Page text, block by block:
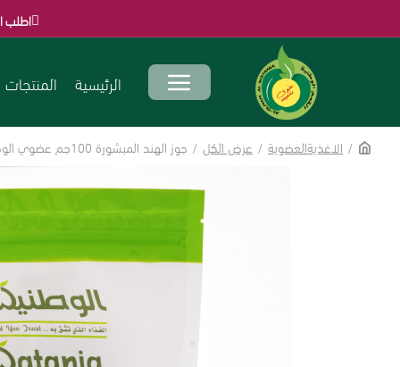
اطلب الآن قبل
الرئيسية المنتجات
الاغذيةالعضوية عرض الكل جوز الهند المبشورة 100جم عضوي الوطنية